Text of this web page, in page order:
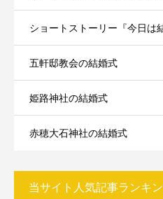
ショートストーリー『今日は
五軒邸教会の結婚式
姫路神社の結婚式
赤穂大石神社の結婚式
当サイト人気記事ランキ